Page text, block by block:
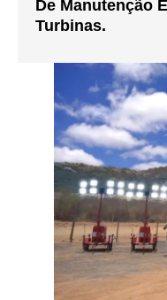
De Manutenção
Turbinas.